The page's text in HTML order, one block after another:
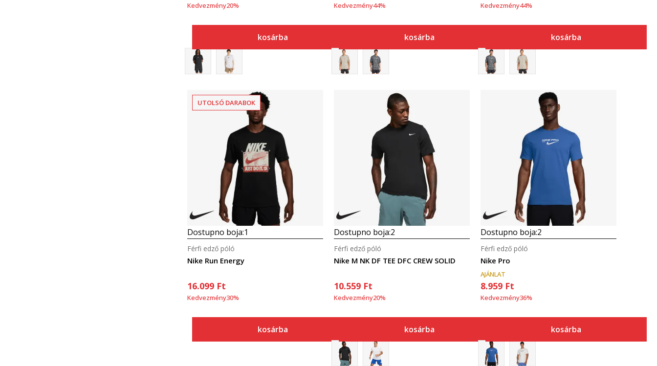
Kedvezmény20%
kosárba
Kedvezmény44%
kosárba
Kedvezmény44%
kosárba
Összehasonlítás
UTOLSÓ DARABOK
Dostupno boja:1
Nike Run Energy
Férfi edző póló
16.099 Ft
Kedvezmény30%
kosárba
Összehasonlítás
Dostupno boja:2
Nike M NK DF TEE DFC CREW SOLID
Férfi edző póló
10.559 Ft
Kedvezmény20%
kosárba
Összehasonlítás
Dostupno boja:2
Nike Pro
Férfi edző póló
AJÁNLAT
8.959 Ft
Kedvezmény36%
kosárba